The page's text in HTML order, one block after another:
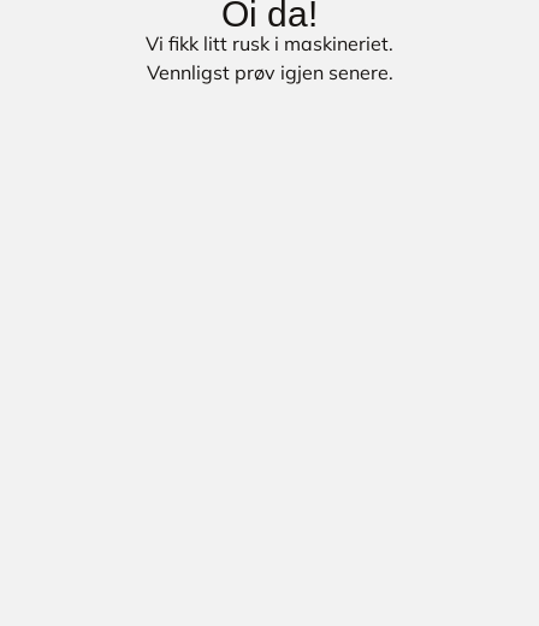
Oi da!
Vi fikk litt rusk i maskineriet.
Vennligst prøv igjen senere.